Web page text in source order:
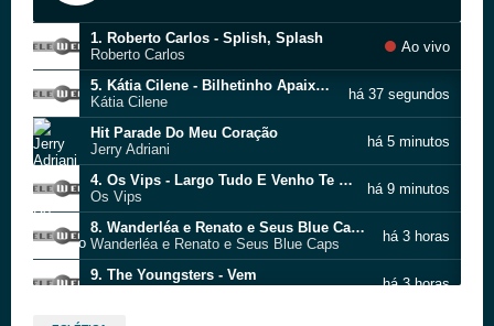
1. Roberto Carlos - Splish, Splash
Roberto Carlos
Ao vivo
5. Kátia Cilene - Bilhetinho Apaixonado
Kátia Cilene
há 37 segundos
Hit Parade Do Meu Coração
Jerry Adriani
há 5 minutos
4. Os Vips - Largo Tudo E Venho Te Buscar
Os Vips
há 9 minutos
8. Wanderléa e Renato e Seus Blue Caps -Meu Bem Lollipop
Wanderléa e Renato e Seus Blue Caps
há 3 horas
9. The Youngsters - Vem
há 3 horas
Ninguém Poderá Julgar-Me